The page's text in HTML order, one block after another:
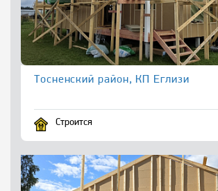
Тосненский район, КП Еглизи
Строится